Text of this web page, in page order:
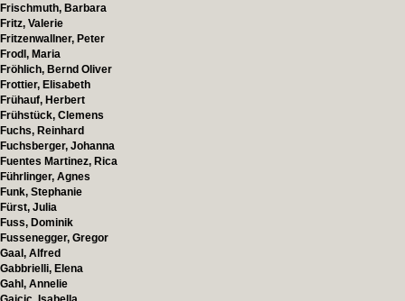
Frischmuth, Barbara
Fritz, Valerie
Fritzenwallner, Peter
Frodl, Maria
Fröhlich, Bernd Oliver
Frottier, Elisabeth
Frühauf, Herbert
Frühstück, Clemens
Fuchs, Reinhard
Fuchsberger, Johanna
Fuentes Martinez, Rica
Führlinger, Agnes
Funk, Stephanie
Fürst, Julia
Fuss, Dominik
Fussenegger, Gregor
Gaal, Alfred
Gabbrielli, Elena
Gahl, Annelie